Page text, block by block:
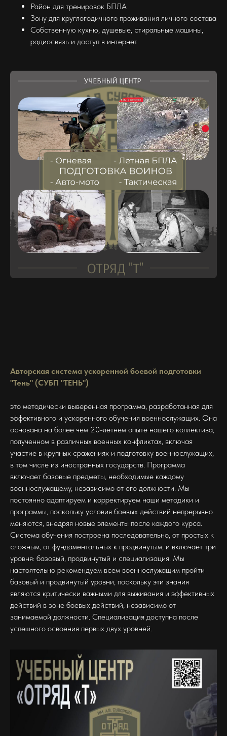
Район для тренировок БПЛА
Зону для круглогодичного проживания личного состава
Собственную кухню, душевые, стиральные машины,
радиосвязь и доступ в интернет
Авторская система ускоренной боевой подготовки
"Тень" (СУБП "ТЕНЬ")
это методически выверенная программа, разработанная для
эффективного и ускоренного обучения военнослужащих. Она
основана на более чем 20-летнем опыте нашего коллектива,
полученном в различных военных конфликтах, включая
участие в крупных сражениях и подготовку военнослужащих,
в том числе из иностранных государств. Программа
включает базовые предметы, необходимые каждому
военнослужащему, независимо от его должности. Мы
постоянно адаптируем и корректируем наши методики и
программы, поскольку условия боевых действий непрерывно
меняются, внедряя новые элементы после каждого курса.
Система обучения построена последовательно, от простых к
сложным, от фундаментальных к продвинутым, и включает три
уровня: базовый, продвинутый и специализация. Мы
настоятельно рекомендуем всем военнослужащим пройти
базовый и продвинутый уровни, поскольку эти знания
являются критически важными для выживания и эффективных
действий в зоне боевых действий, независимо от
занимаемой должности. Специализация доступна после
успешного освоения первых двух уровней.